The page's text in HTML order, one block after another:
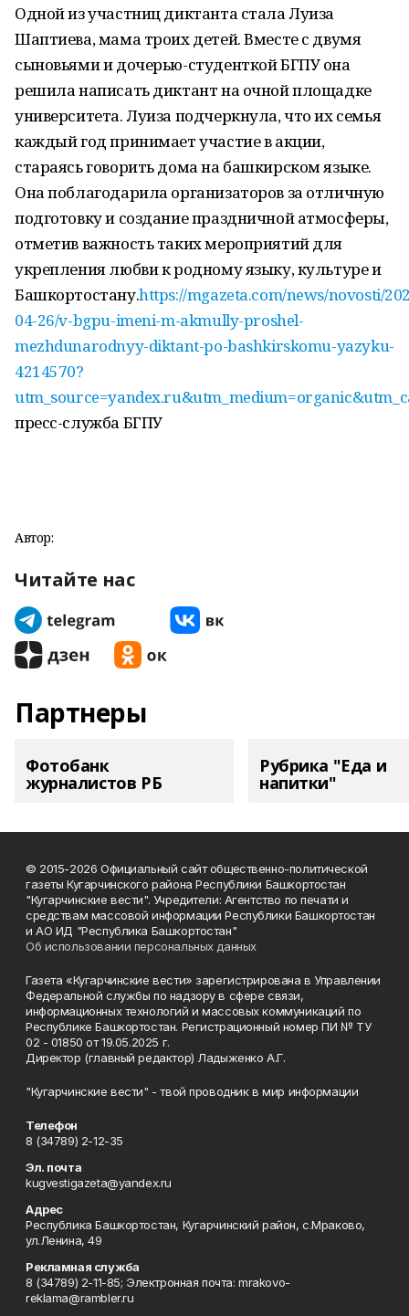
Одной из участниц диктанта стала Луиза
Шаптиева, мама троих детей. Вместе с двумя
сыновьями и дочерью-студенткой БГПУ она
решила написать диктант на очной площадке
университета. Луиза подчеркнула, что их семья
каждый год принимает участие в акции,
стараясь говорить дома на башкирском языке.
Она поблагодарила организаторов за отличную
подготовку и создание праздничной атмосферы,
отметив важность таких мероприятий для
укрепления любви к родному языку, культуре и
Башкортостану.https://mgazeta.com/news/novosti/
04-26/v-bgpu-imeni-m-akmully-proshel-
mezhdunarodnyy-diktant-po-bashkirskomu-yazyku-
4214570?
пресс-служба БГПУ
Автор:
Читайте нас
Партнеры
Фотобанк
журналистов РБ
Рубрика "Еда и
напитки"
© 2015-2026 Официальный сайт общественно-политической
газеты Кугарчинского района Республики Башкортостан
"Кугарчинские вести". Учредители: Агентство по печати и
средствам массовой информации Республики Башкортостан
и АО ИД "Республика Башкортостан"
Об использовании персональных данных
Газета «Кугарчинские вести» зарегистрирована в Управлении
Федеральной службы по надзору в сфере связи,
информационных технологий и массовых коммуникаций по
Республике Башкортостан. Регистрационный номер ПИ № ТУ
02 - 01850 от 19.05.2025 г.
Директор (главный редактор) Ладыженко А.Г.
"Кугарчинские вести" - твой проводник в мир информации
Телефон
8 (34789) 2-12-35
Эл. почта
kugvestigazeta@yandex.ru
Адрес
Республика Башкортостан, Кугарчинский район, с.Мраково,
ул.Ленина, 49
Рекламная служба
8 (34789) 2-11-85; Электронная почта: mrakovo-
reklama@rambler.ru